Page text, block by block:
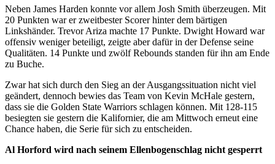
Neben James Harden konnte vor allem Josh Smith überzeugen. Mit
20 Punkten war er zweitbester Scorer hinter dem bärtigen
Linkshänder. Trevor Ariza machte 17 Punkte. Dwight Howard war
offensiv weniger beteiligt, zeigte aber dafür in der Defense seine
Qualitäten. 14 Punkte und zwölf Rebounds standen für ihn am Ende
zu Buche.
Zwar hat sich durch den Sieg an der Ausgangssituation nicht viel
geändert, dennoch bewies das Team von Kevin McHale gestern,
dass sie die Golden State Warriors schlagen können. Mit 128-115
besiegten sie gestern die Kalifornier, die am Mittwoch erneut eine
Chance haben, die Serie für sich zu entscheiden.
Al Horford wird nach seinem Ellenbogenschlag nicht gesperrt